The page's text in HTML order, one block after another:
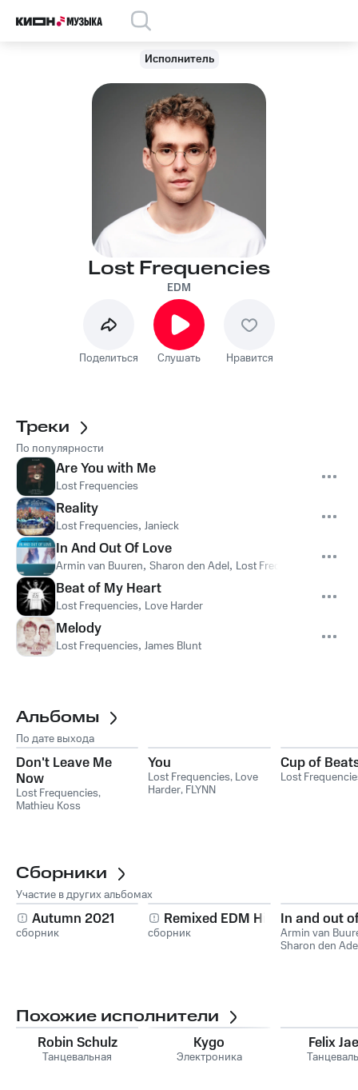
Исполнитель
Lost Frequencies
EDM
Поделиться Слушать Нравится
Треки
По популярности
Are You with Me
Lost Frequencies
Reality
Lost Frequencies, Janieck
In And Out Of Love
Armin van Buuren, Sharon den Adel, Lost Frequencies
Beat of My Heart
Lost Frequencies, Love Harder
Melody
Lost Frequencies, James Blunt
Альбомы
По дате выхода
Don't Leave Me
Now
Lost Frequencies,
Mathieu Koss
You
Lost Frequencies, Love
Harder, FLYNN
Cup of
Lost
Сборники
Участие в других альбомах
Autumn 2021
сборник
Remixed EDM Hits
сборник
In and out
Armin van
Sharon den
Похожие исполнители
Robin Schulz
Танцевальная
Kygo
Электроника
Felix